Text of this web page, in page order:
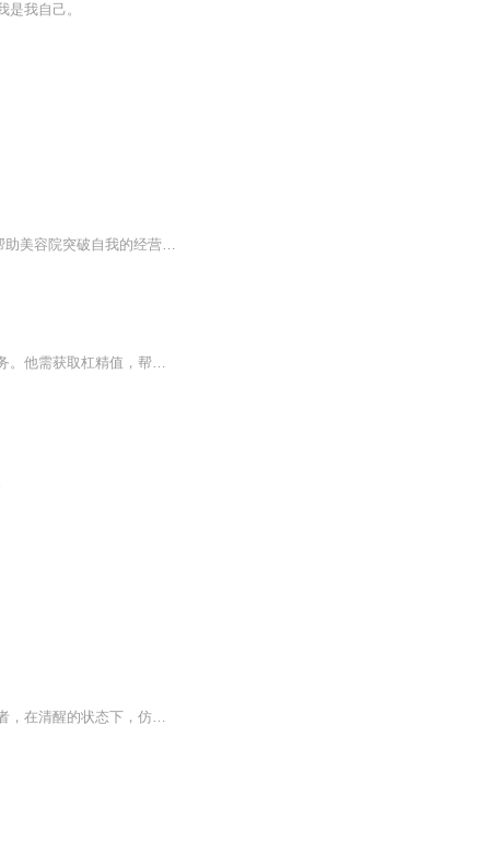
我自己。
博兴公司成立于2009年8月，是一家集教育、培训、系统管理打造一体的顾问公司，主要是帮助美容院突破自我的经营瓶颈，有一个良好的运作系统，将经营、管理两大系统进行完美组合，达到管理轻松化，业绩不断提升化。
邵瑜穿越成普通父亲，面对儿子索要彩礼娶媳的无理要求，开启杠精模式，还获系统发布任务。他需获取杠精值，帮侄女继承财产，改变一家人悲剧命运。
意象对话心理学就是用心的语言与来访者对话的心理咨询、治疗和干预方法。我们引导来访者，在清醒的状态下，仿佛梦一样用意象去思考、去想象、去构建故事编造他们自己的神话或者童话，并且把这个过程中的心理成长带到现实生活中来，从而使他们的心理更加健康。